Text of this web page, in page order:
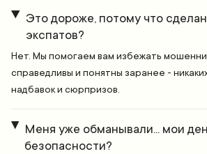
Это дороже, потому что
экспатов?
Нет. Мы помогаем вам избежать
справедливы и понятны заранее -
надбавок и сюрпризов.
Меня уже обманывали... мои
безопасности?